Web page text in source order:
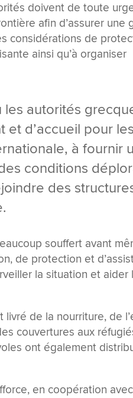
doivent de toute
afin d’assurer une
considérations de
ainsi qu’à organiser
autorités
et d’accueil pour les
à fournir
conditions
des
souffert avant
de protection et
la situation et aider
de la nourriture, de
couvertures aux
ont également
en coopération